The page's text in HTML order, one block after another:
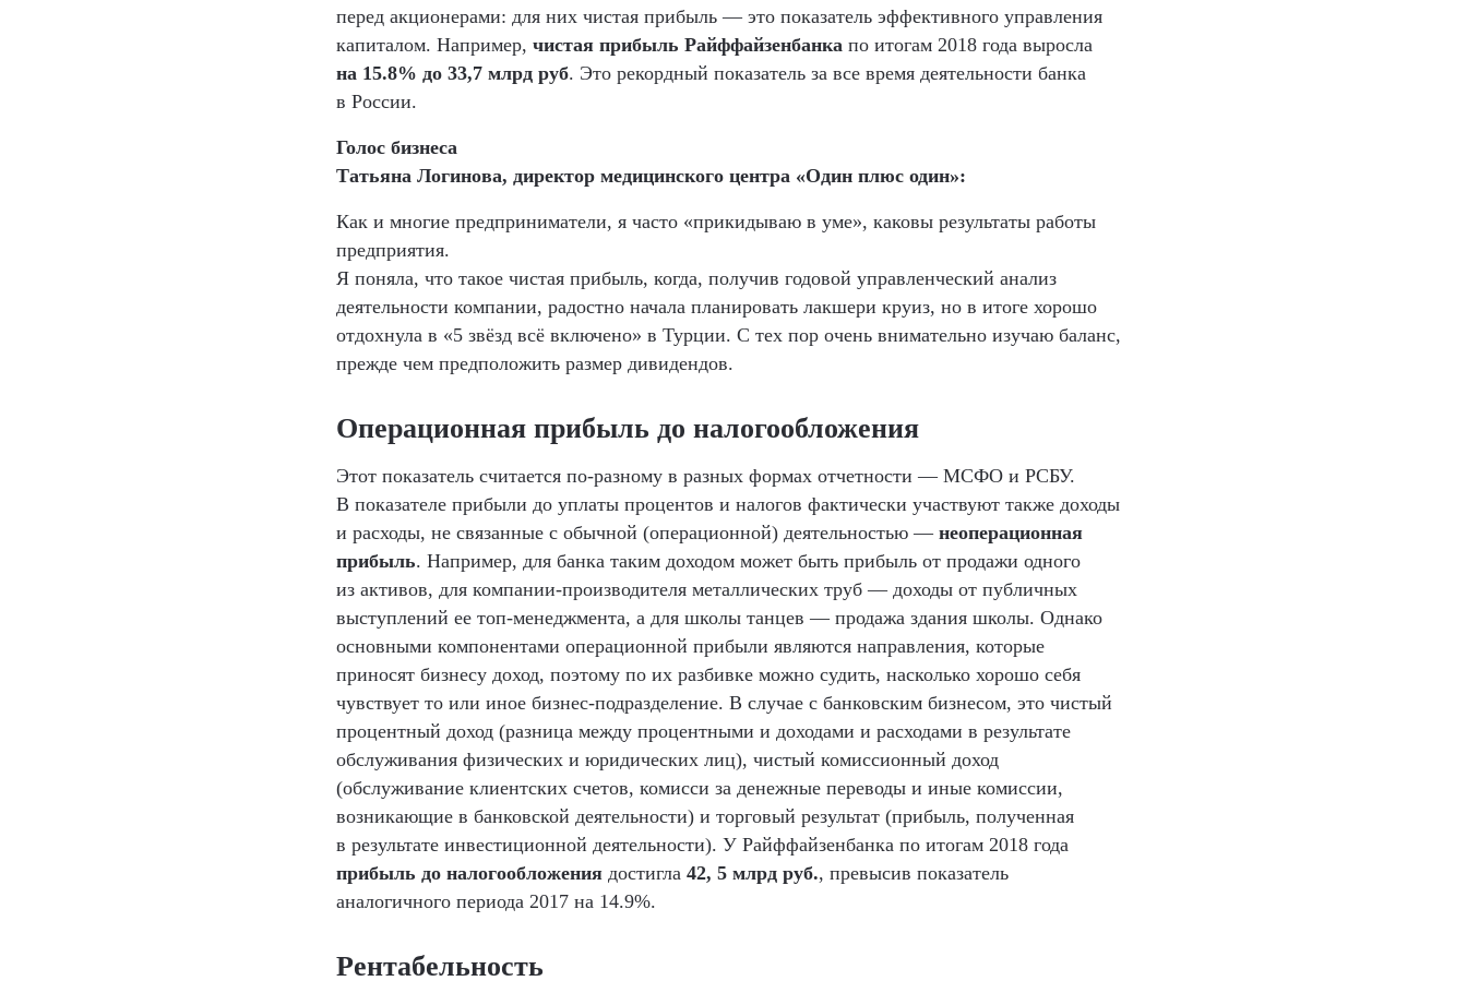
перед акционерами: для них чистая прибыль — это показатель эффективного управления
капиталом. Например, чистая прибыль Райффайзенбанка по итогам 2018 года выросла
на 15.8% до 33,7 млрд руб. Это рекордный показатель за все время деятельности банка
в России.
Голос бизнеса
Татьяна Логинова, директор медицинского центра «Один плюс один»:
Как и многие предприниматели, я часто «прикидываю в уме», каковы результаты работы
предприятия.
Я поняла, что такое чистая прибыль, когда, получив годовой управленческий анализ
деятельности компании, радостно начала планировать лакшери круиз, но в итоге хорошо
отдохнула в «5 звёзд всё включено» в Турции. С тех пор очень внимательно изучаю баланс,
прежде чем предположить размер дивидендов.
Операционная прибыль до налогообложения
Этот показатель считается по-разному в разных формах отчетности — МСФО и РСБУ.
В показателе прибыли до уплаты процентов и налогов фактически участвуют также доходы
и расходы, не связанные с обычной (операционной) деятельностью — неоперационная
прибыль. Например, для банка таким доходом может быть прибыль от продажи одного
из активов, для компании-производителя металлических труб — доходы от публичных
выступлений ее топ-менеджмента, а для школы танцев — продажа здания школы. Однако
основными компонентами операционной прибыли являются направления, которые
приносят бизнесу доход, поэтому по их разбивке можно судить, насколько хорошо себя
чувствует то или иное бизнес-подразделение. В случае с банковским бизнесом, это чистый
процентный доход (разница между процентными и доходами и расходами в результате
обслуживания физических и юридических лиц), чистый комиссионный доход
(обслуживание клиентских счетов, комисси за денежные переводы и иные комиссии,
возникающие в банковской деятельности) и торговый результат (прибыль, полученная
в результате инвестиционной деятельности). У Райффайзенбанка по итогам 2018 года
прибыль до налогообложения достигла 42, 5 млрд руб., превысив показатель
аналогичного периода 2017 на 14.9%.
Рентабельность